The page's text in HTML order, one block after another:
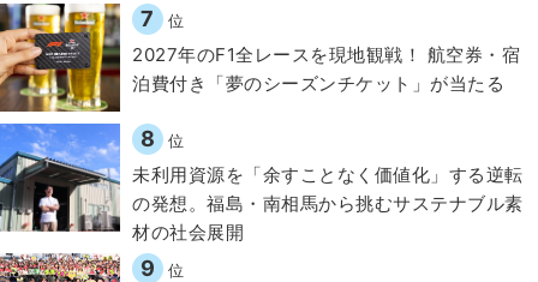
7 位
2027年のF1全レースを現地観戦！ 航空券・宿
泊費付き「夢のシーズンチケット」が当たる
8 位
​​未利用資源を「余すことなく価値化」する逆転
の発想。福島・南相馬から挑むサステナブル素
材の社会展開​
9 位